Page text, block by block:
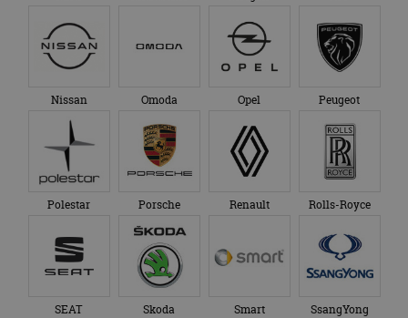
Nissan Omoda Opel Peugeot
Polestar Porsche Renault Rolls-Royce
SEAT Skoda Smart SsangYong